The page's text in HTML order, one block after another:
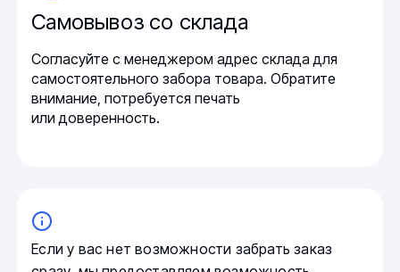
Самовывоз со склада
Согласуйте с менеджером адрес склада для
самостоятельного забора товара. Обратите
внимание, потребуется печать
или доверенность.
Если у вас нет возможности забрать заказ